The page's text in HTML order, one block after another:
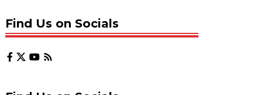
Find Us on Socials